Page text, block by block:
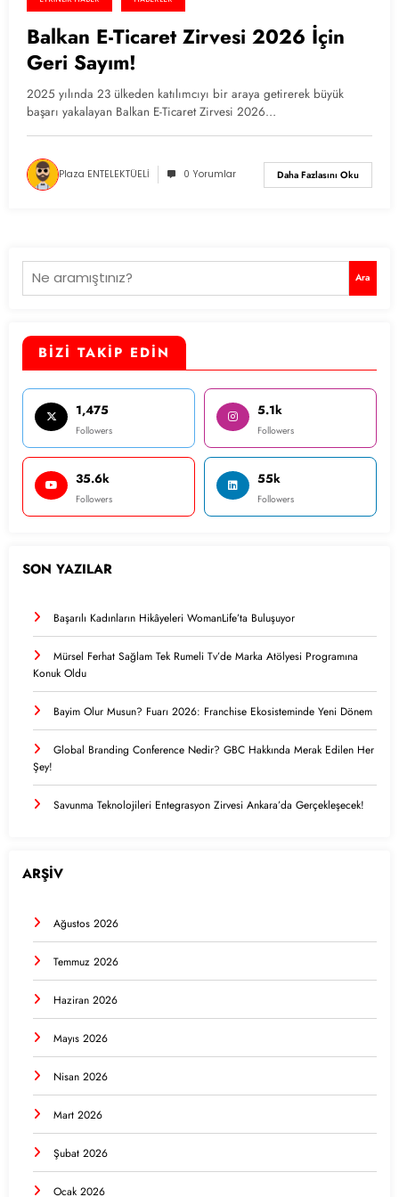
Balkan E-Ticaret Zirvesi 2026 İçin
Geri Sayım!
2025 yılında 23 ülkeden katılımcıyı bir araya getirerek büyük
başarı yakalayan Balkan E-Ticaret Zirvesi 2026…
Plaza ENTELEKTÜELİ 0 Yorumlar Daha Fazlasını Oku
Ara Ara
BİZİ TAKİP EDİN
1,475
Followers
5.1k
Followers
35.6k
Followers
55k
Followers
SON YAZILAR
Başarılı Kadınların Hikâyeleri WomanLife’ta Buluşuyor
Mürsel Ferhat Sağlam Tek Rumeli Tv’de Marka Atölyesi Programına
Konuk Oldu
Bayim Olur Musun? Fuarı 2026: Franchise Ekosisteminde Yeni Dönem
Global Branding Conference Nedir? GBC Hakkında Merak Edilen Her
Şey!
Savunma Teknolojileri Entegrasyon Zirvesi Ankara’da Gerçekleşecek!
ARŞİV
Ağustos 2026
Temmuz 2026
Haziran 2026
Mayıs 2026
Nisan 2026
Mart 2026
Şubat 2026
Ocak 2026